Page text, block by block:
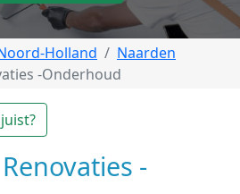
Holland
Naarden
-Onderhoud
-